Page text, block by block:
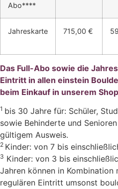
Abo****
Jahreskarte 715,00 €
Das Full-Abo sowie die
Eintritt in allen einstein
beim Einkauf in unserem
1 bis 30 Jahre für: Schüler,
sowie Behinderte und
gültigem Ausweis.
2 Kinder: von 7 bis
3 Kinder: von 3 bis
Jahren können in Kombination
regulären Eintritt umsonst